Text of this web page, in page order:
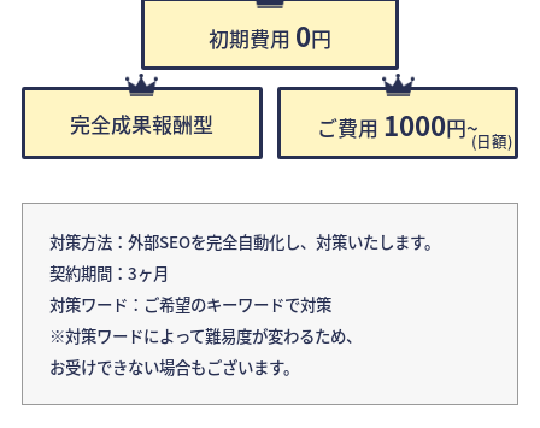
初期費用 0円
完全成果報酬型 ご費用 1000円~(日額)
対策方法：外部SEOを完全自動化し、対策いたします。
契約期間：3ヶ月
対策ワード：ご希望のキーワードで対策
※対策ワードによって難易度が変わるため、
お受けできない場合もございます。